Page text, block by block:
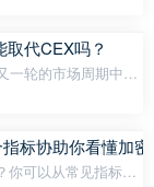
管代CEX吗？
一轮的市场周期中，
心化交易所
从 CEX 手中夺取市
标协助你看懂加
你可以从常见指标下